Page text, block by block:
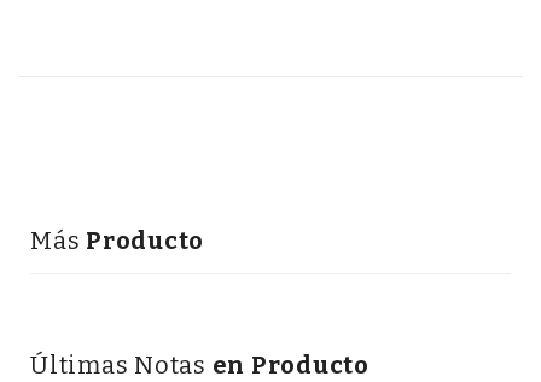
Más Producto
Últimas Notas en Producto